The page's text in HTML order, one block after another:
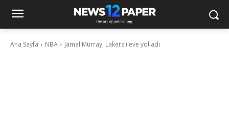
Ana Sayfa NBA Jamal Murray, Lakers'ı eve yolladı